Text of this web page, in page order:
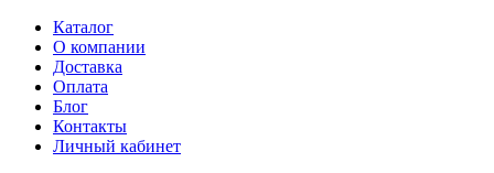
Каталог
О компании
Доставка
Оплата
Блог
Контакты
Личный кабинет